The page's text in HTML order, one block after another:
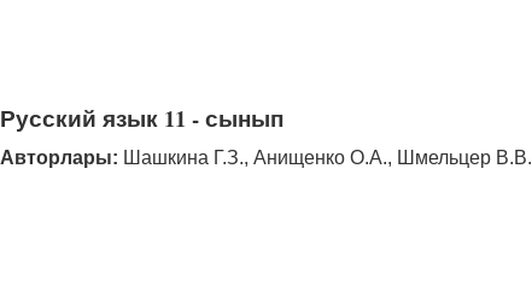
Русский язык 11 - сынып
Авторлары: Шашкина Г.З., Анищенко О.А., Шмельцер В.В.